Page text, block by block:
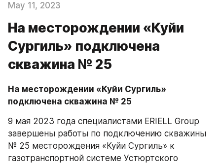
May 11, 2023
На месторождении «Куйи
Сургиль» подключена
скважина № 25
На месторождении «Куйи Сургиль»
подключена скважина № 25
9 мая 2023 года специалистами ERIELL Group
завершены работы по подключению скважины
№ 25 месторождения «Куйи Сургиль» к
газотранспортной системе Устюртского